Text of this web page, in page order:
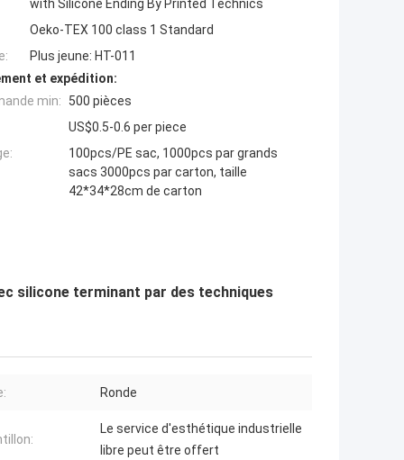
with Silicone Ending By Printed Technics
Oeko-TEX 100 class 1 Standard
Plus jeune: HT-011
et expédition:
min:
500 pièces
US$0.5-0.6 per piece
100pcs/PE sac, 1000pcs par grands
sacs 3000pcs par carton, taille
42*34*28cm de carton
silicone terminant par des techniques
Ronde
Le service d'esthétique industrielle
libre peut être offert